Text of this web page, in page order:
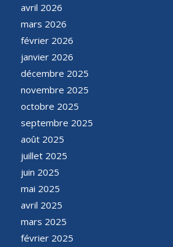
avril 2026
mars 2026
février 2026
janvier 2026
décembre 2025
novembre 2025
octobre 2025
septembre 2025
août 2025
juillet 2025
juin 2025
mai 2025
avril 2025
mars 2025
février 2025